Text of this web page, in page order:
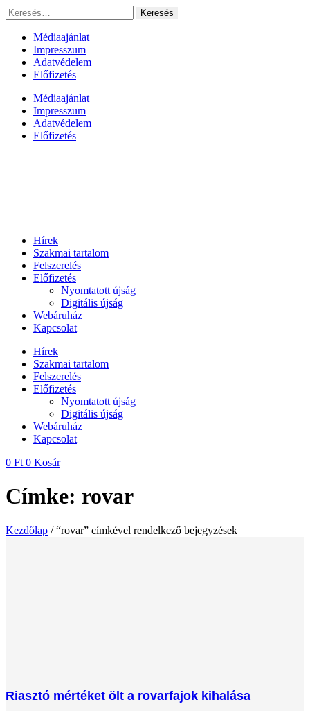
Ugrás
a
tartalomhoz
Keresés:
Médiaajánlat
Impresszum
Adatvédelem
Előfizetés
Médiaajánlat
Impresszum
Adatvédelem
Előfizetés
Hírek
Szakmai tartalom
Felszerelés
Előfizetés
Nyomtatott újság
Digitális újság
Webáruház
Kapcsolat
Hírek
Szakmai tartalom
Felszerelés
Előfizetés
Nyomtatott újság
Digitális újság
Webáruház
Kapcsolat
0 Ft 0 Kosár
Címke: rovar
Kezdőlap / “rovar” címkével rendelkező bejegyzések
Riasztó mértéket ölt a rovarfajok kihalása